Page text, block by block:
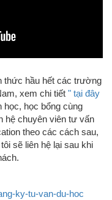
thức hầu hết các trường
xem chi tiết " tại đây
học, học bổng cùng
hệ chuyên viên tư vấn
theo các cách sau,
sẽ liên hệ lại sau khi
ky-tu-van-du-hoc